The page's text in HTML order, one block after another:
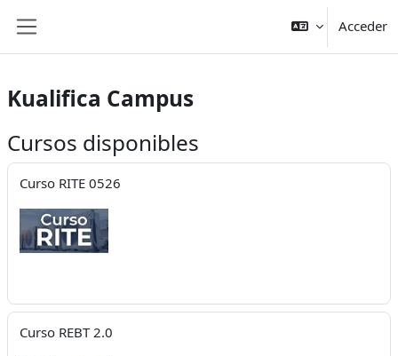
Acceder
Kualifica Campus
Cursos disponibles
Curso RITE 0526
Curso REBT 2.0